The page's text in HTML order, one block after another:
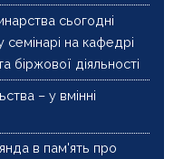
сьогодні
на кафедрі
біржової діяльності
– у вмінні
в пам'ять про